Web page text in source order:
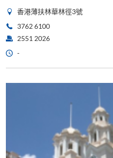
香港薄扶林華林徑3號
3762 6100
2551 2026
-